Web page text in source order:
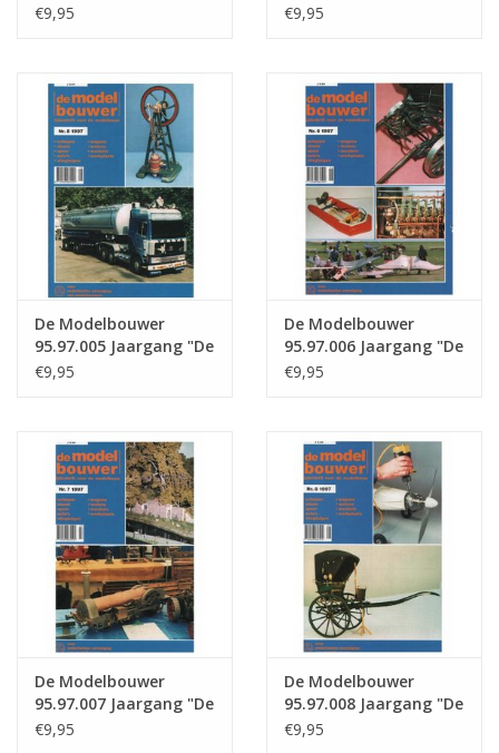
Modelbouwer" Editie :
€9,95
Modelbouwer" Editie :
€9,95
De Modelbouwer
95.97.005 Jaargang "De
Modelbouwer" Editie :
€9,95
De Modelbouwer
95.97.006 Jaargang "De
Modelbouwer" Editie :
€9,95
De Modelbouwer
95.97.007 Jaargang "De
Modelbouwer" Editie :
€9,95
De Modelbouwer
95.97.008 Jaargang "De
Modelbouwer" Editie :
€9,95